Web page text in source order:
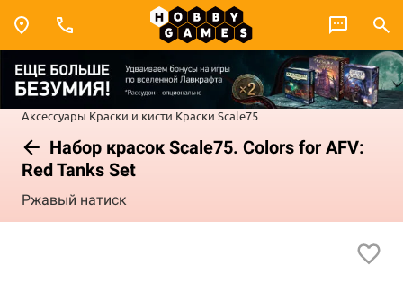
Аксессуары Краски и кисти Краски Scale75
Набор красок Scale75. Colors for AFV:
Red Tanks Set
Ржавый натиск